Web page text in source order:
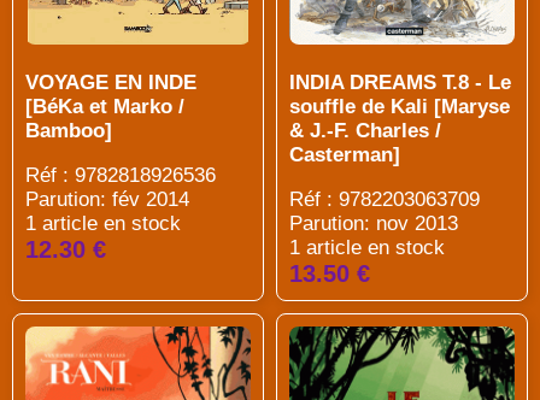
VOYAGE EN INDE
[BéKa et Marko /
Bamboo]
Réf : 9782818926536
Parution: fév 2014
1 article en stock
12.30 €
INDIA DREAMS T.8 - Le
souffle de Kali [Maryse
& J.-F. Charles /
Casterman]
Réf : 9782203063709
Parution: nov 2013
1 article en stock
13.50 €